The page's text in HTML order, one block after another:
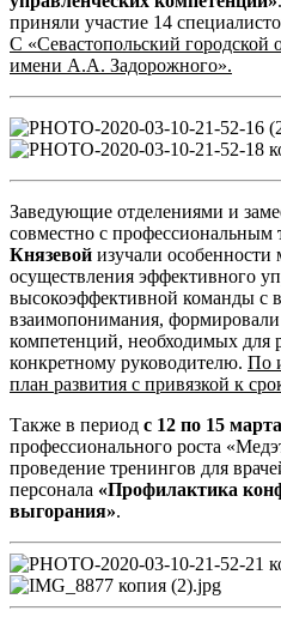
приняли участие 14
С «Севастопольский городской
имени А.А. Задорожного».
Заведующие отделениями и
совместно с профессиональным
Князевой изучали особенности
осуществления эффективного
высокоэффективной команды с
взаимопонимания, формировали
компетенций, необходимых для
конкретному руководителю. По
план развития с привязкой к
Также в период с 12 по 15 марта
профессионального роста
проведение тренингов для
персонала «Профилактика
выгорания».